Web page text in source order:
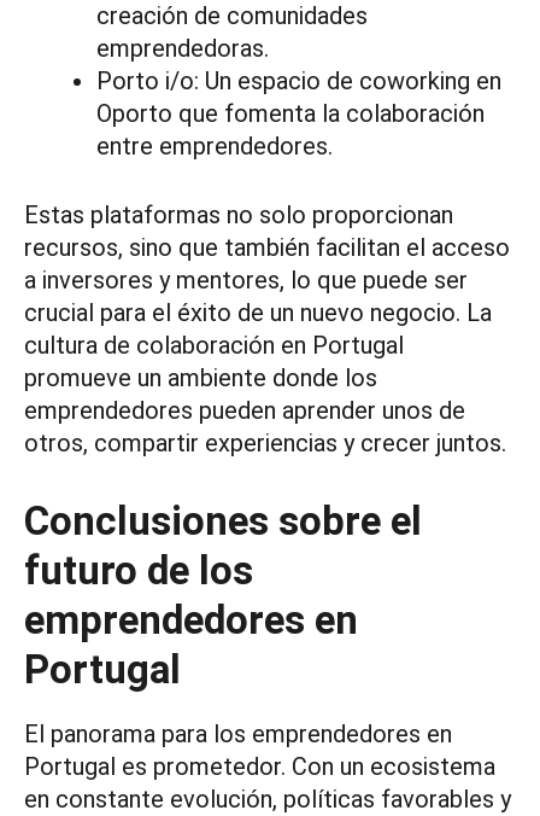
creación de comunidades
emprendedoras.
Porto i/o: Un espacio de coworking en
Oporto que fomenta la colaboración
entre emprendedores.
Estas plataformas no solo proporcionan
recursos, sino que también facilitan el acceso
a inversores y mentores, lo que puede ser
crucial para el éxito de un nuevo negocio. La
cultura de colaboración en Portugal
promueve un ambiente donde los
emprendedores pueden aprender unos de
otros, compartir experiencias y crecer juntos.
Conclusiones sobre el
futuro de los
emprendedores en
Portugal
El panorama para los emprendedores en
Portugal es prometedor. Con un ecosistema
en constante evolución, políticas favorables y